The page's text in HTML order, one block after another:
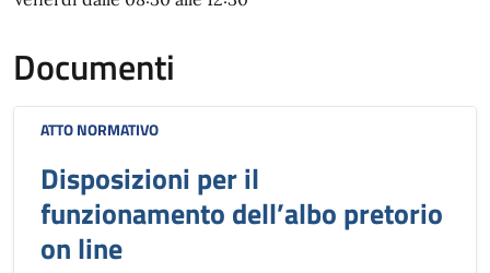
Documenti
ATTO NORMATIVO
Disposizioni per il
funzionamento dell’albo pretorio
on line